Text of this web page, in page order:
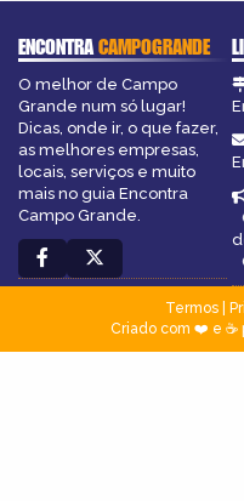
ENCONTRACAMPOGRANDE
O melhor de Campo
Grande num só lugar!
Dicas, onde ir, o que fazer,
as melhores empresas,
locais, serviços e muito
mais no guia Encontra
Campo Grande.
Termos|
Criado com ❤️ e ☕